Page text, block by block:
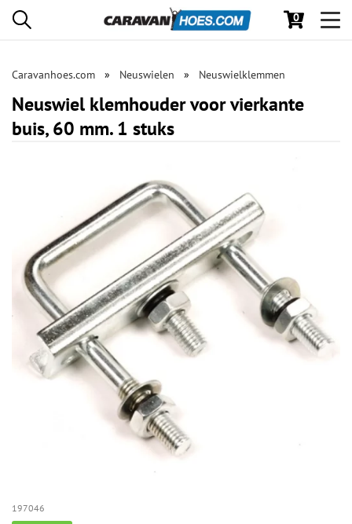
0
Caravanhoes.com Neuswielen Neuswielklemmen
Neuswiel klemhouder voor vierkante
buis, 60 mm. 1 stuks
197046